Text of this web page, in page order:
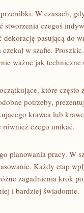
W czasach,
stworzenia czegoś
pasującą do
w szafie.
ważne jak techniczne
które często
potrzeby,
krawca lub
czego unikać.
planowania pracy. W
Każdy etap
zagadnienia krok
i bardziej świadomie.